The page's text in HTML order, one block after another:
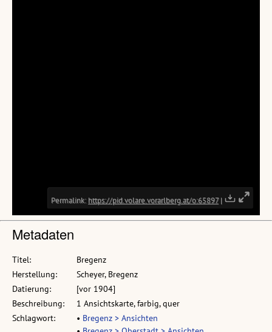
Metadaten
Titel:
Bregenz
Herstellung:
Scheyer, Bregenz
Datierung:
[vor 1904]
Beschreibung:
1 Ansichtskarte, farbig, quer
Schlagwort:
• Bregenz > Ansichten